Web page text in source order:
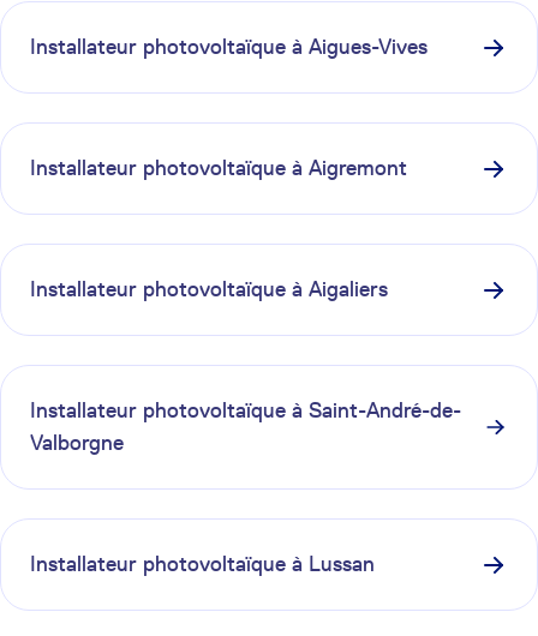
Installateur photovoltaïque à Aigues-Vives
Installateur photovoltaïque à Aigremont
Installateur photovoltaïque à Aigaliers
Installateur photovoltaïque à Saint-André-de-
Valborgne
Installateur photovoltaïque à Lussan